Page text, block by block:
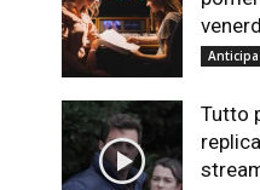
Tutto